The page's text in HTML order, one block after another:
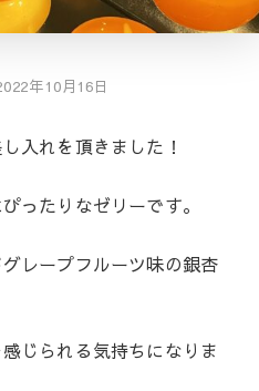
年10月16日
入れを頂きました！
ったりなゼリーです。
レープフルーツ味の銀杏
じられる気持ちになりま